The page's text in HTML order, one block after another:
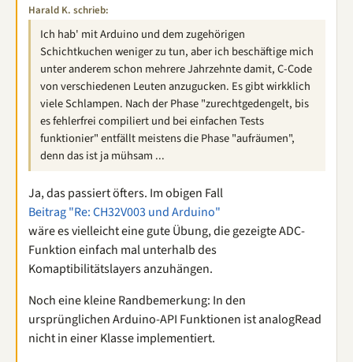
Harald K. schrieb:
Ich hab' mit Arduino und dem zugehörigen
Schichtkuchen weniger zu tun, aber ich beschäftige mich
unter anderem schon mehrere Jahrzehnte damit, C-Code
von verschiedenen Leuten anzugucken. Es gibt wirkklich
viele Schlampen. Nach der Phase "zurechtgedengelt, bis
es fehlerfrei compiliert und bei einfachen Tests
funktionier" entfällt meistens die Phase "aufräumen",
denn das ist ja mühsam ...
Ja, das passiert öfters. Im obigen Fall
Beitrag "Re: CH32V003 und Arduino"
wäre es vielleicht eine gute Übung, die gezeigte ADC-
Funktion einfach mal unterhalb des
Komaptibilitätslayers anzuhängen.
Noch eine kleine Randbemerkung: In den
ursprünglichen Arduino-API Funktionen ist analogRead
nicht in einer Klasse implementiert.